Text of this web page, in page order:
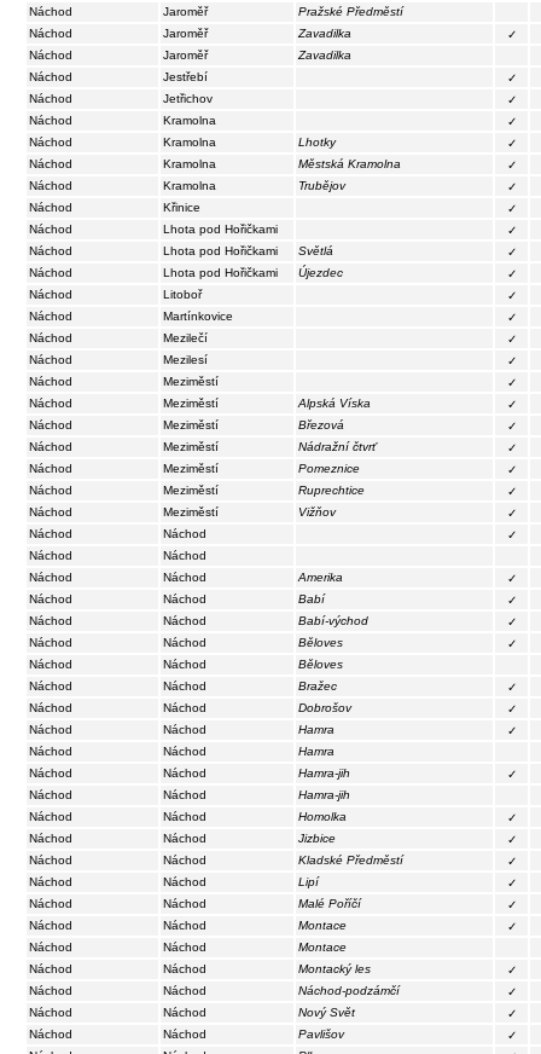
Náchod
Jaroměř
Pražské Předměstí
Náchod
Jaroměř Zavadilka
✓
Náchod
Jaroměř
Zavadilka
Náchod
Jestřebí
✓
Náchod
Jetřichov
✓
Náchod
Kramolna
✓
Náchod
Kramolna Lhotky
✓
Náchod
Kramolna Městská Kramolna
✓
Náchod
Kramolna Trubějov
✓
Náchod
Křinice
✓
Náchod
Lhota pod Hořičkami
✓
Náchod
Lhota pod Hořičkami Světlá
✓
Náchod
Lhota pod Hořičkami Újezdec
✓
Náchod
Litoboř
✓
Náchod
Martínkovice
✓
Náchod
Mezilečí
✓
Náchod
Mezilesí
✓
Náchod
Meziměstí
✓
Náchod
Meziměstí Alpská Víska
✓
Náchod
Meziměstí Březová
✓
Náchod
Meziměstí Nádražní čtvrť
✓
Náchod
Meziměstí Pomeznice
✓
Náchod
Meziměstí Ruprechtice
✓
Náchod
Meziměstí Vižňov
✓
Náchod
Náchod
✓
Náchod
Náchod
Náchod
Náchod Amerika
✓
Náchod
Náchod Babí
✓
Náchod
Náchod Babí-východ
✓
Náchod
Náchod Běloves
✓
Náchod
Náchod
Běloves
Náchod
Náchod Bražec
✓
Náchod
Náchod Dobrošov
✓
Náchod
Náchod Hamra
✓
Náchod
Náchod
Hamra
Náchod
Náchod Hamra-jih
✓
Náchod
Náchod
Hamra-jih
Náchod
Náchod Homolka
✓
Náchod
Náchod Jizbice
✓
Náchod
Náchod Kladské Předměstí
✓
Náchod
Náchod Lipí
✓
Náchod
Náchod Malé Poříčí
✓
Náchod
Náchod Montace
✓
Náchod
Náchod
Montace
Náchod
Náchod Montacký les
✓
Náchod
Náchod Náchod-podzámčí
✓
Náchod
Náchod Nový Svět
✓
Náchod
Náchod Pavlišov
✓